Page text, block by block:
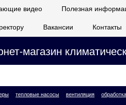
видео Полезная
Вакансии Контакты
магазин
тепловые насосы вентиляция